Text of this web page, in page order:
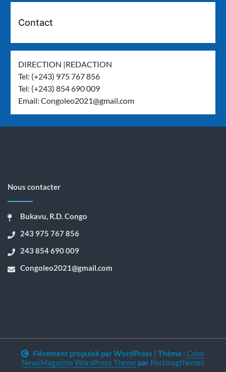
Contact
DIRECTION |REDACTION
Tel: (+243) 975 767 856
Tel: (+243) 854 690 009
Email:Congoleo2021@gmail.com
Nous contacter
Bukavu, R.D. Congo
243 975 767 856
243 854 690 009
Congoleo2021@gmail.com
Fièrement propulsé par WordPress | Thème : Color
NewsMagazine WordPress Theme par Postmagthemes